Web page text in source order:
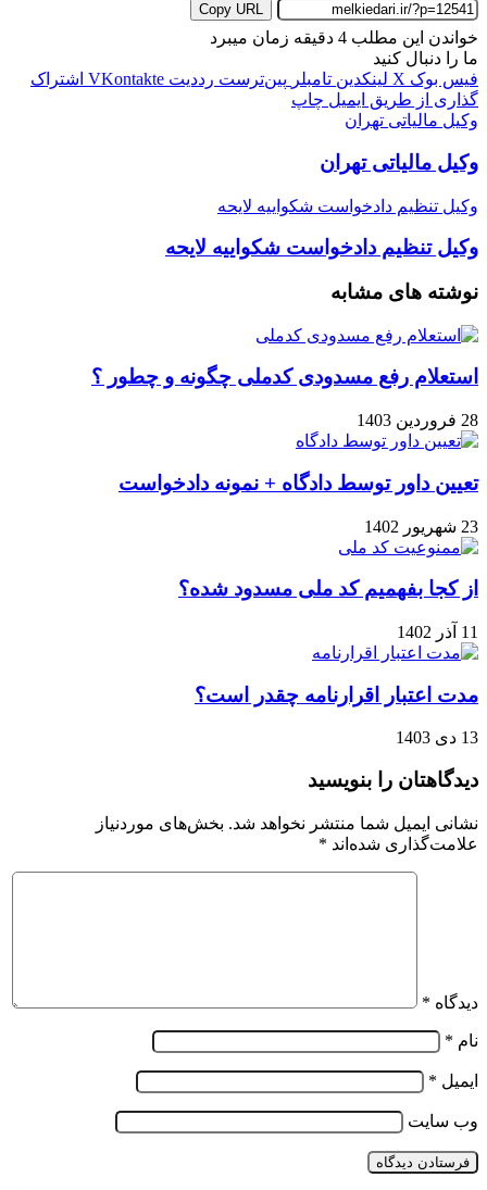
Copy URL
خواندن این مطلب 4 دقیقه زمان میبرد
ما را دنبال کنید
فیس بوک X لینکدین ‫تامبلر ‫پین‌ترست ‫رددیت ‫VKontakte اشتراک
گذاری از طریق ایمیل چاپ
وکیل مالیاتی تهران
وکیل مالیاتی تهران
وکیل تنظیم دادخواست شکواییه لایحه
وکیل تنظیم دادخواست شکواییه لایحه
نوشته های مشابه
استعلام رفع مسدودی کدملی چگونه و چطور ؟
28 فروردین 1403
تعیین داور توسط دادگاه + نمونه دادخواست
23 شهریور 1402
از کجا بفهمیم کد ملی مسدود شده؟
11 آذر 1402
مدت اعتبار اقرارنامه چقدر است؟
13 دی 1403
دیدگاهتان را بنویسید
نشانی ایمیل شما منتشر نخواهد شد. بخش‌های موردنیاز
علامت‌گذاری شده‌اند *
دیدگاه *
نام *
ایمیل *
وب‌ سایت